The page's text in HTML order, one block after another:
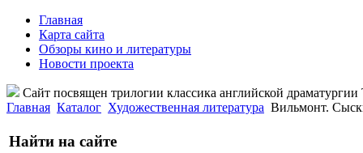
Главная
Карта сайта
Обзоры кино и литературы
Новости проекта
Сайт посвящен трилогии классика английской
Главная Каталог Художественная литература Вильмонт.
Найти на сайте